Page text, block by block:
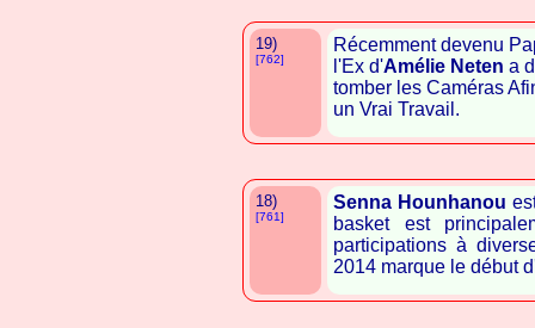
19)
[762]
Récemment devenu
l'Ex d'Amélie Neten a
tomber les Caméras
un Vrai Travail.
18)
[761]
Senna Hounhanou
basket est
participations à
2014 marque le début